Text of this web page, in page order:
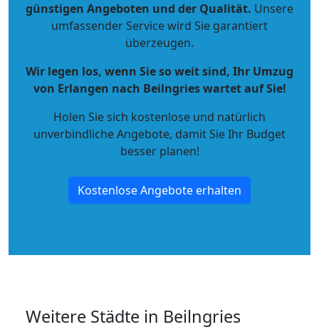
günstigen Angeboten und der Qualität. Unsere
umfassender Service wird Sie garantiert
überzeugen.
Wir legen los, wenn Sie so weit sind, Ihr Umzug
von Erlangen nach Beilngries wartet auf Sie!
Holen Sie sich kostenlose und natürlich
unverbindliche Angebote, damit Sie Ihr Budget
besser planen!
Kostenlose Angebote erhalten
Weitere Städte in Beilngries